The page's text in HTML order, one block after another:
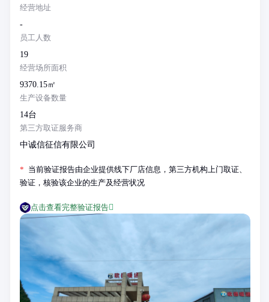
经营地址
-
员工人数
19
经营场所面积
9370.15㎡
生产设备数量
14台
第三方取证服务商
中诚信征信有限公司
* 当前验证报告由企业提供线下厂店信息，第三方机构上门取证、
验证，核验该企业的生产及经营状况
点击查看完整验证报告